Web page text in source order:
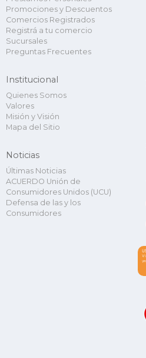
Promociones y Descuentos
Comercios Registrados
Registrá a tu comercio
Sucursales
Preguntas Frecuentes
Institucional
Quienes Somos
Valores
Misión y Visión
Mapa del Sitio
Noticias
Últimas Noticias
ACUERDO Unión de
Consumidores Unidos (UCU)
Defensa de las y los
Consumidores